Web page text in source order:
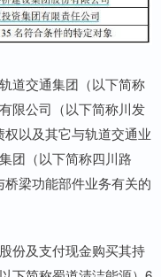
道交通集团（以下简称
限公司（以下简称川发
以及其它与轨道交通业
团（以下简称四川路
梁功能部件业务有关的
份及支付现金购买其持